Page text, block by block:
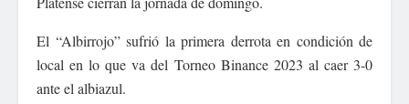
El “Albirrojo” sufrió la primera derrota en condición de
local en lo que va del Torneo Binance 2023 al caer 3-0
ante el albiazul.